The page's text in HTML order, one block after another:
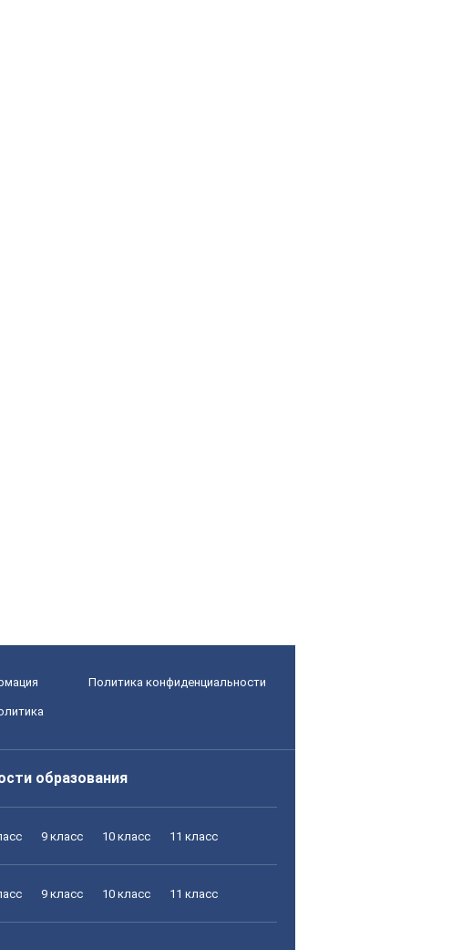
Политика конфиденциальности
образования
9 класс 10 класс 11 класс
9 класс 10 класс 11 класс